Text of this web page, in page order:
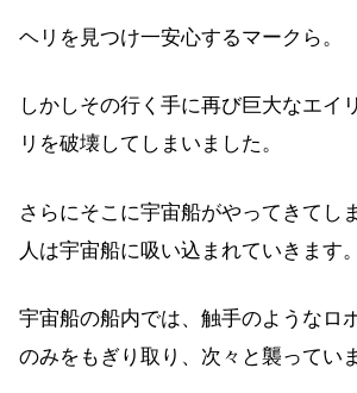
ヘリを見つけ一安心するマークら。
しかしその行く手に再び巨大なエイ
リを破壊してしまいました。
さらにそこに宇宙船がやってきてし
人は宇宙船に吸い込まれていきます。
宇宙船の船内では、触手のようなロ
のみをもぎり取り、次々と襲ってい